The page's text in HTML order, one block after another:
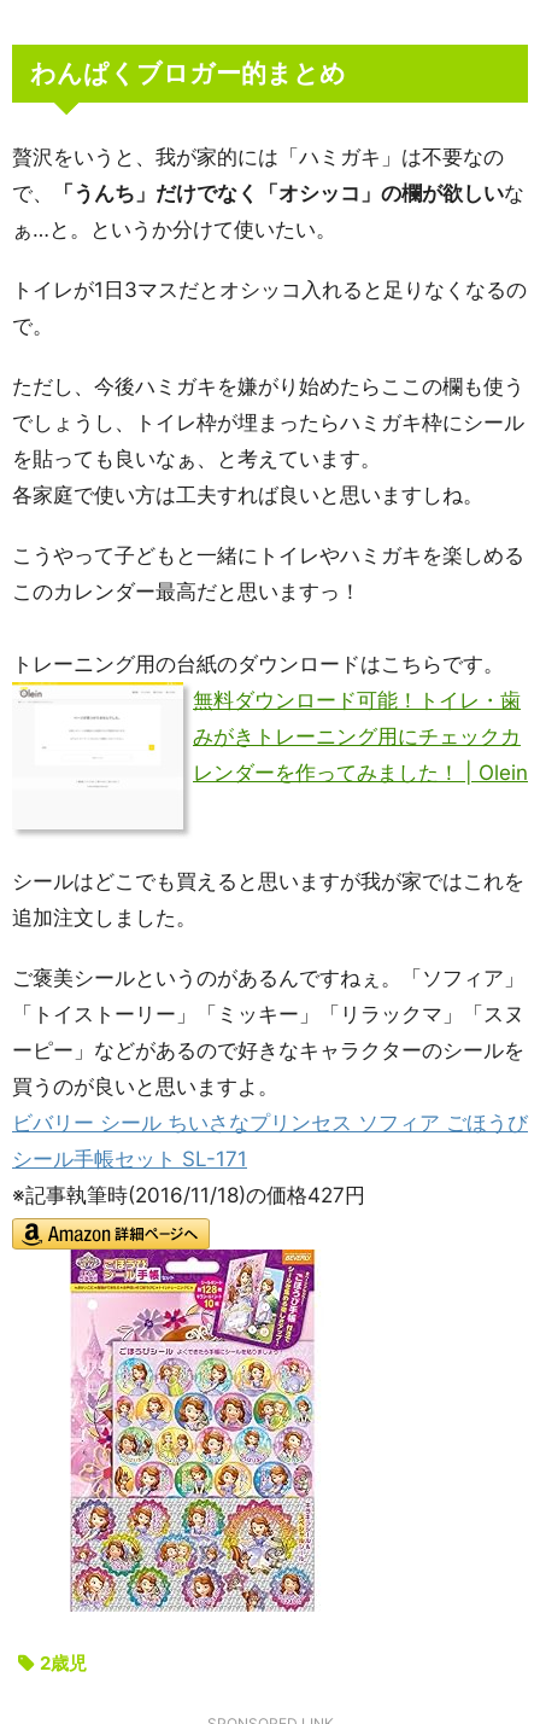
わんぱくブロガー的まとめ
贅沢をいうと、我が家的には「ハミガキ」は不要なの
で、
「うんち」だけでなく「オシッコ」の欄が欲しいな
ぁ…と。というか分けて使いたい。
トイレが1日3マスだとオシッコ入れると足りなくなるの
で。
ただし、今後ハミガキを嫌がり始めたらここの欄も使う
でしょうし、トイレ枠が埋まったらハミガキ枠にシール
を貼っても良いなぁ、と考えています。
各家庭で使い方は工夫すれば良いと思いますしね。
こうやって子どもと一緒にトイレやハミガキを楽しめる
このカレンダー最高だと思いますっ！
トレーニング用の台紙のダウンロードはこちらです。
無料ダウンロード可能！トイレ・歯
みがきトレーニング用にチェックカ
レンダーを作ってみました！ | Olein
シールはどこでも買えると思いますが我が家ではこれを
追加注文しました。
ご褒美シールというのがあるんですねぇ。「ソフィア」
「トイストーリー」「ミッキー」「リラックマ」「スヌ
ーピー」などがあるので好きなキャラクターのシールを
買うのが良いと思いますよ。
ビバリー シール ちいさなプリンセス ソフィア ごほうび
シール手帳セット SL-171
※記事執筆時(2016/11/18)の価格427円
2歳児